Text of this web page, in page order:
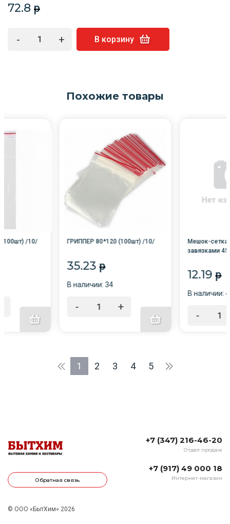
72.8 p
- + В корзину
Похожие товары
/10/ ГРИППЕР 80*120 (100шт) /10/
35.23 p
В наличии: 34
- +
Мешок-сетка
завязками
12.19 p
В наличии: 4
-
1 2 3 4 5
Обратная связь
+7 (347) 216-46-20
Отдел продаж
+7 (917) 49 000 18
Интернет-магазин
© ООО «БытХим» 2026